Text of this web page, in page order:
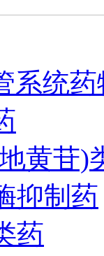
系统药
黄苷)
抑制药
药